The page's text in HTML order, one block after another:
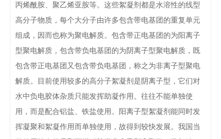
丙烯酰胺、聚乙烯亚胺等。 这些絮凝剂都是水溶性的线型
高分子物质，每个大分子由许多包含带电基团的重复单元
组成，因而也称为聚电解质。 包含带正电基团的为阳离子
型聚电解质，包含带负电基团的为阴离子型聚电解质，既
包含带正电基团又包含带负电基团，称之为非离子型聚电
解质。
目前使用较多的高分子絮凝剂是阴离子型，它们对
水中负电胶体杂质只能发挥助凝作用。往往不能单独使
用，而是配合铝盐、铁盐使用。阳离子型絮凝剂能同时发
挥凝聚和絮凝作用而单独使用，故得到较快发展。 我国当